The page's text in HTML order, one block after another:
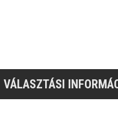
VÁLASZTÁSI